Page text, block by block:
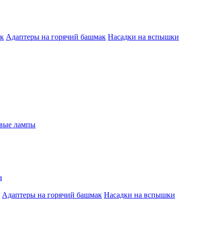
Адаптеры на горячий башмак Насадки на вспышки
лампы
Адаптеры на горячий башмак Насадки на вспышки